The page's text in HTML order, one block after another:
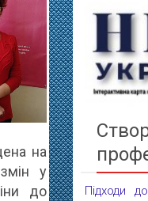
на
у
до
Підходи